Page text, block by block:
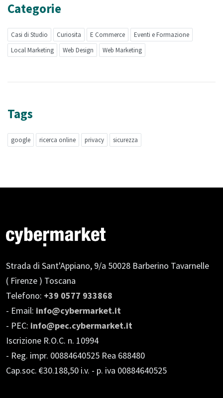
Categorie
Casi di Studio Curiosita E Commerce
Eventi e Formazione
Local Marketing
Web Design Web Marketing
Tags
google ricerca online privacy sicurezza
Strada di Sant'Appiano, 9/a 50028 Barberino Tavarnelle
( Firenze ) Toscana
Telefono: +39 0577 933868
- Email: info@cybermarket.it
- PEC: info@pec.cybermarket.it
Iscrizione R.O.C. n. 10994
- Reg. impr. 00884640525 Rea 688480
Cap.soc. €30.188,50 i.v. - p. iva 00884640525